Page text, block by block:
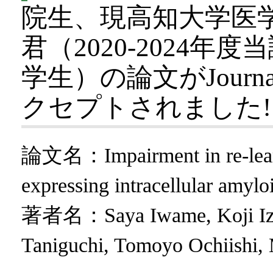
院生、現高知大学医
君（2020-2024年度
学生）の論文が
クセプトされました!
論文名：Impairment in re-
expressing intracellular
著者名：Saya Iwame, Koji
Taniguchi, Tomoyo Ochiishi,